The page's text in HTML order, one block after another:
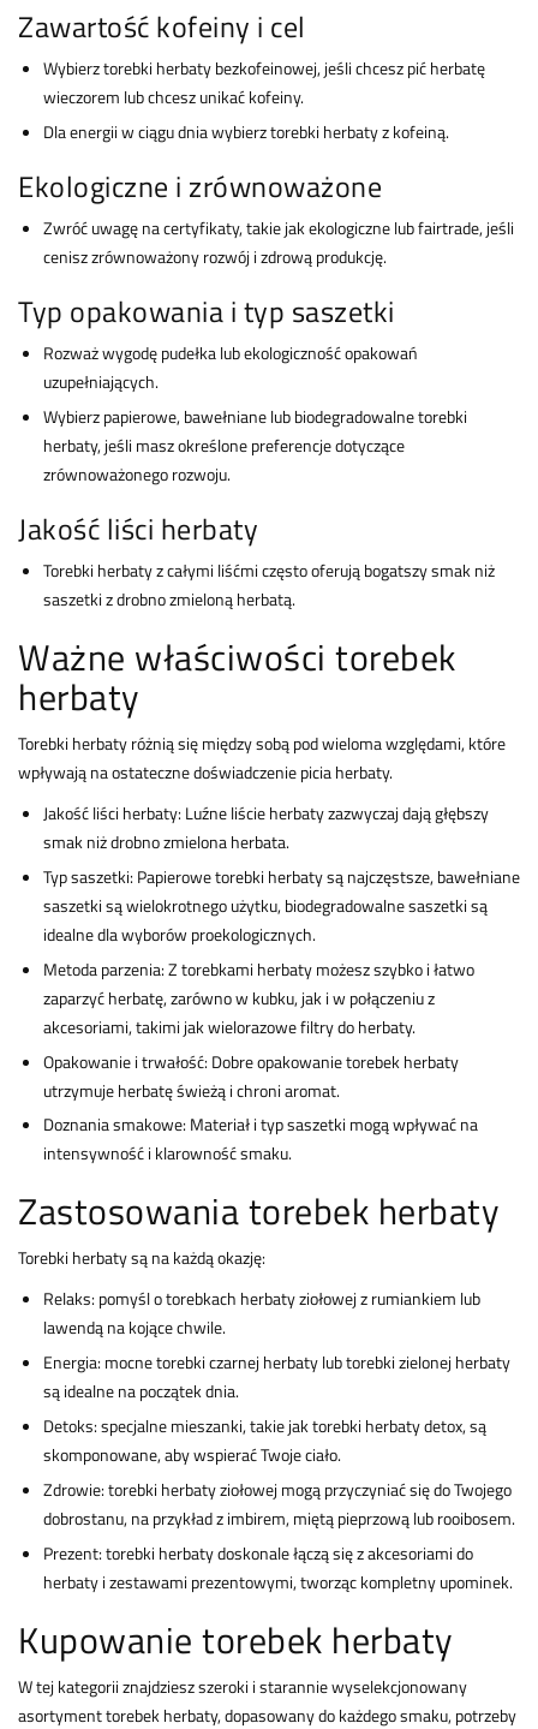
Zawartość kofeiny i cel
Wybierz torebki herbaty bezkofeinowej, jeśli chcesz pić herbatę
wieczorem lub chcesz unikać kofeiny.
Dla energii w ciągu dnia wybierz torebki herbaty z kofeiną.
Ekologiczne i zrównoważone
Zwróć uwagę na certyfikaty, takie jak ekologiczne lub fairtrade, jeśli
cenisz zrównoważony rozwój i zdrową produkcję.
Typ opakowania i typ saszetki
Rozważ wygodę pudełka lub ekologiczność opakowań
uzupełniających.
Wybierz papierowe, bawełniane lub biodegradowalne torebki
herbaty, jeśli masz określone preferencje dotyczące
zrównoważonego rozwoju.
Jakość liści herbaty
Torebki herbaty z całymi liśćmi często oferują bogatszy smak niż
saszetki z drobno zmieloną herbatą.
Ważne właściwości torebek
herbaty
Torebki herbaty różnią się między sobą pod wieloma względami, które
wpływają na ostateczne doświadczenie picia herbaty.
Jakość liści herbaty: Luźne liście herbaty zazwyczaj dają głębszy
smak niż drobno zmielona herbata.
Typ saszetki: Papierowe torebki herbaty są najczęstsze, bawełniane
saszetki są wielokrotnego użytku, biodegradowalne saszetki są
idealne dla wyborów proekologicznych.
Metoda parzenia: Z torebkami herbaty możesz szybko i łatwo
zaparzyć herbatę, zarówno w kubku, jak i w połączeniu z
akcesoriami, takimi jak wielorazowe filtry do herbaty.
Opakowanie i trwałość: Dobre opakowanie torebek herbaty
utrzymuje herbatę świeżą i chroni aromat.
Doznania smakowe: Materiał i typ saszetki mogą wpływać na
intensywność i klarowność smaku.
Zastosowania torebek herbaty
Torebki herbaty są na każdą okazję:
Relaks: pomyśl o torebkach herbaty ziołowej z rumiankiem lub
lawendą na kojące chwile.
Energia: mocne torebki czarnej herbaty lub torebki zielonej herbaty
są idealne na początek dnia.
Detoks: specjalne mieszanki, takie jak torebki herbaty detox, są
skomponowane, aby wspierać Twoje ciało.
Zdrowie: torebki herbaty ziołowej mogą przyczyniać się do Twojego
dobrostanu, na przykład z imbirem, miętą pieprzową lub rooibosem.
Prezent: torebki herbaty doskonale łączą się z akcesoriami do
herbaty i zestawami prezentowymi, tworząc kompletny upominek.
Kupowanie torebek herbaty
W tej kategorii znajdziesz szeroki i starannie wyselekcjonowany
asortyment torebek herbaty, dopasowany do każdego smaku, potrzeby